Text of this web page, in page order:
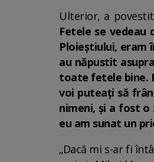
Ulterior, a
Fetele se vedeau
Ploieștiului, eram
au năpustit
toate fetele bine.
voi puteați să
nimeni, și a fost o
eu am sunat un
„Dacă mi s-ar fi